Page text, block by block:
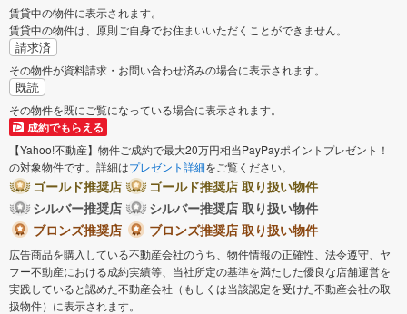
賃貸中の物件に表示されます。
賃貸中の物件は、原則ご自身でお住まいいただくことができません。
請求済
その物件が資料請求・お問い合わせ済みの場合に表示されます。
既読
その物件を既にご覧になっている場合に表示されます。
成約でもらえる
【Yahoo!不動産】物件ご成約で最大20万円相当PayPayポイントプレゼント！
の対象物件です。詳細はプレゼント詳細をご覧ください。
ゴールド推奨店
ゴールド推奨店 取り扱い物件
シルバー推奨店
シルバー推奨店 取り扱い物件
ブロンズ推奨店
ブロンズ推奨店 取り扱い物件
広告商品を購入している不動産会社のうち、物件情報の正確性、法令遵守、ヤ
フー不動産における成約実績等、当社所定の基準を満たした優良な店舗運営を
実践していると認めた不動産会社（もしくは当該認定を受けた不動産会社の取
扱物件）に表示されます。